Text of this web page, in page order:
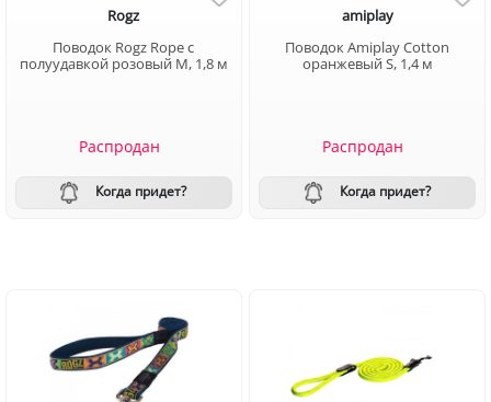
Rogz
Поводок Rogz Rope с
полуудавкой розовый M, 1,8 м
Распродан
Когда придет?
amiplay
Поводок Amiplay Cotton
оранжевый S, 1,4 м
Распродан
Когда придет?